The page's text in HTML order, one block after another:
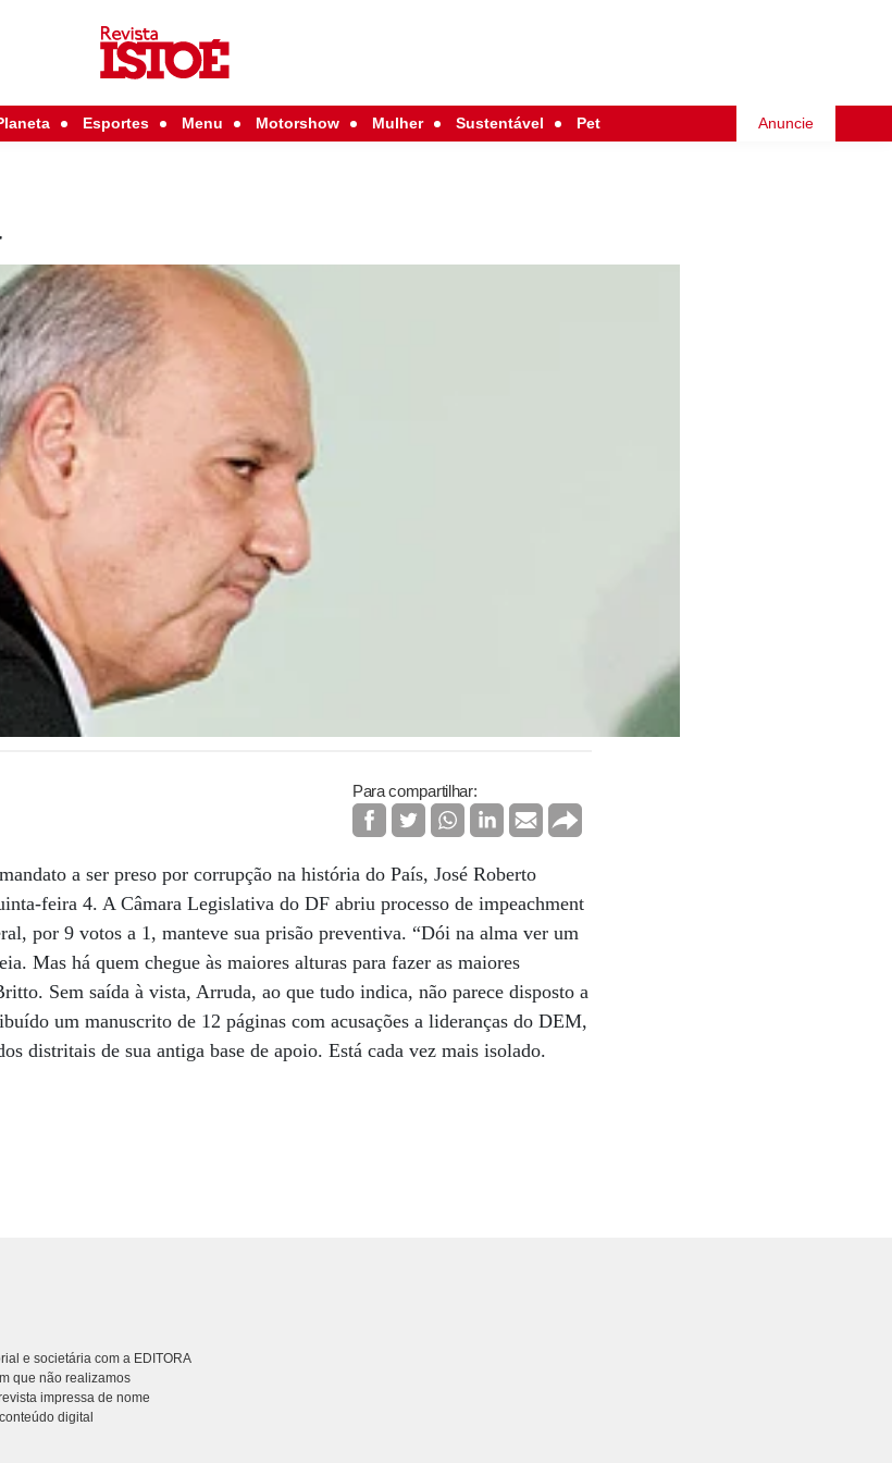
Esportes Menu Motorshow Mulher Sustentável Pet Anuncie
Para compartilhar:
a ser preso por corrupção na história do País, José Roberto
feira 4. A Câmara Legislativa do DF abriu processo de impeachment
por 9 votos a 1, manteve sua prisão preventiva. “Dói na alma ver um
Mas há quem chegue às maiores alturas para fazer as maiores
Sem saída à vista, Arruda, ao que tudo indica, não parece disposto a
um manuscrito de 12 páginas com acusações a lideranças do DEM,
distritais de sua antiga base de apoio. Está cada vez mais isolado.
e societária com a EDITORA
que não realizamos
impressa de nome
digital